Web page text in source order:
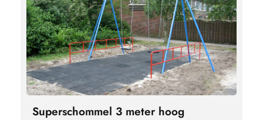
Superschommel 3 meter hoog